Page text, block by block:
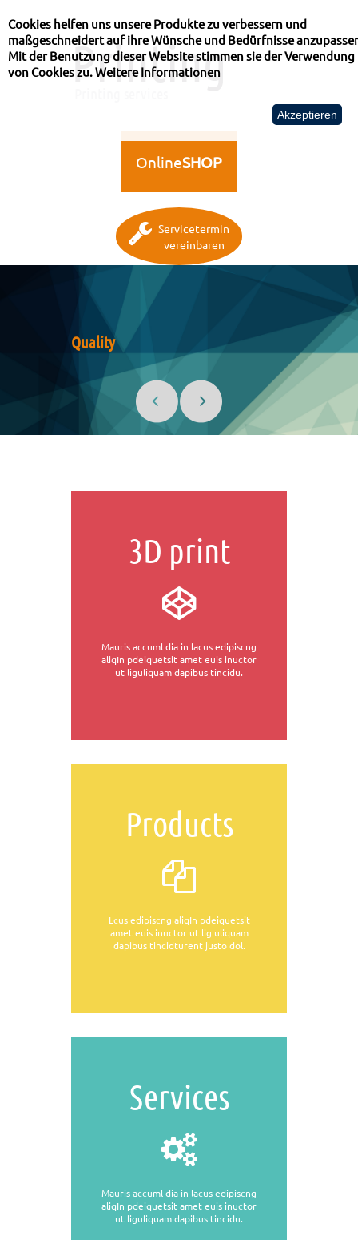
Cookies helfen uns unsere Produkte zu verbessern und
maßgeschneidert auf ihre Wünsche und Bedürfnisse
Mit der Benutzung dieser Website stimmen sie der Verwendung
von Cookies zu.Weitere Informationen
Akzeptieren
Printing
OnlineSHOP
Servicetermin
vereinbaren
Quality
3D print
Mauris accuml dia in lacus edipiscng
aliqIn pdeiquetsit amet euis inuctor
ut liguliquam dapibus tincidu.
Products
Lcus edipiscng aliqIn pdeiquetsit
amet euis inuctor ut lig uliquam
dapibus tincidturent justo dol.
Services
Mauris accuml dia in lacus edipiscng
aliqIn pdeiquetsit amet euis inuctor
ut liguliquam dapibus tincidu.